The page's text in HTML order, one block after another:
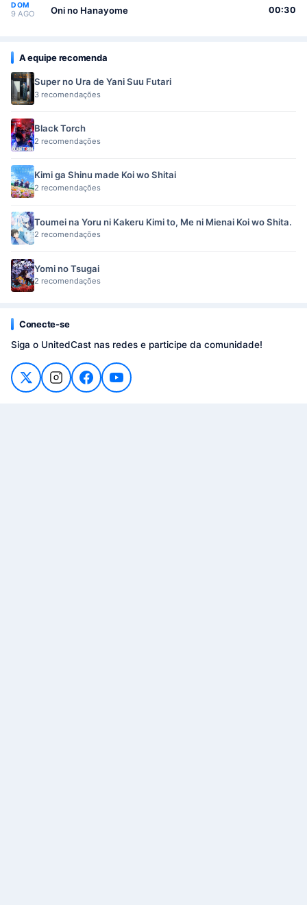
DOM
9 AGO Oni no Hanayome 00:30
A equipe recomenda
Super no Ura de Yani Suu Futari
3 recomendações
Black Torch
2 recomendações
Kimi ga Shinu made Koi wo Shitai
2 recomendações
Toumei na Yoru ni Kakeru Kimi to, Me ni Mienai Koi wo Shita.
2 recomendações
Yomi no Tsugai
2 recomendações
Conecte-se
Siga o UnitedCast nas redes e participe da comunidade!